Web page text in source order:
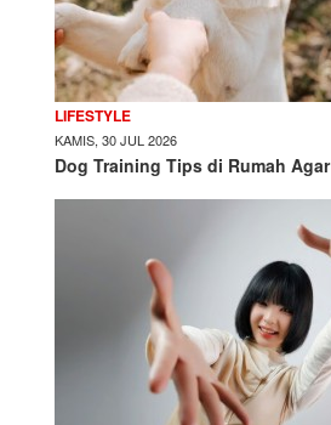
LIFESTYLE
KAMIS, 30 JUL 2026
Dog Training Tips di Rumah